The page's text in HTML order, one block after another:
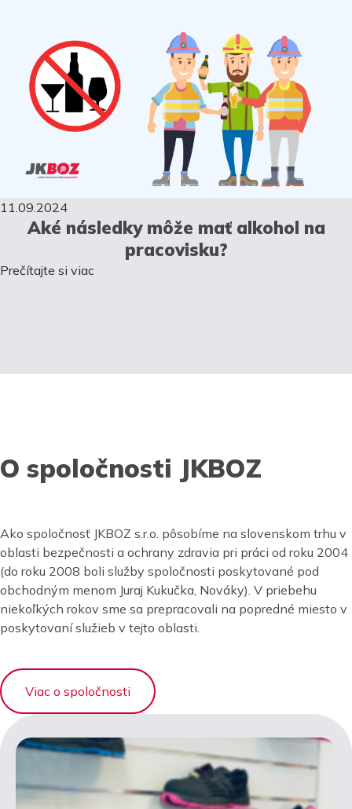
11.09.2024
Aké následky môže mať alkohol na
pracovisku?
Prečítajte si viac
O spoločnosti JKBOZ
Ako spoločnosť JKBOZ s.r.o. pôsobíme na slovenskom trhu v
oblasti bezpečnosti a ochrany zdravia pri práci od roku 2004
(do roku 2008 boli služby spoločnosti poskytované pod
obchodným menom Juraj Kukučka, Nováky). V priebehu
niekoľkých rokov sme sa prepracovali na popredné miesto v
poskytovaní služieb v tejto oblasti.
Viac o spoločnosti